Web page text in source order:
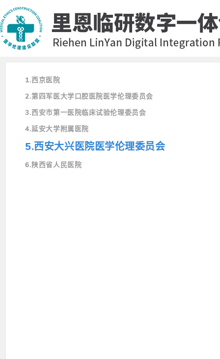
1.西京医院
2.第四军医大学口腔医院医学伦理委员会
3.西安市第一医院临床试验伦理委员会
4.延安大学附属医院
5.西安大兴医院医学伦理委员会
6.陕西省人民医院